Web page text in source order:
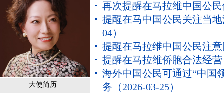
大使简历
再次提醒在马拉维中国公
提醒在马中国公民关注当
04）
提醒在马拉维中国公民注
提醒在马拉维侨胞合法经营
海外中国公民可通过“中国
务 （2026-03-25）